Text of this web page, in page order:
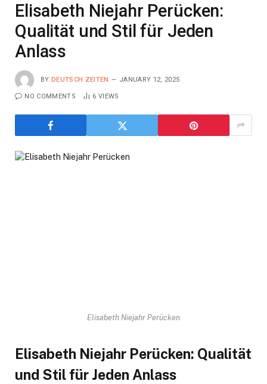
Elisabeth Niejahr Perücken:
Qualität und Stil für Jeden
Anlass
BY DEUTSCH ZEITEN JANUARY 12, 2025
NO COMMENTS 6 VIEWS
Elisabeth Niejahr Perücken
Elisabeth Niejahr Perücken: Qualität
und Stil für Jeden Anlass